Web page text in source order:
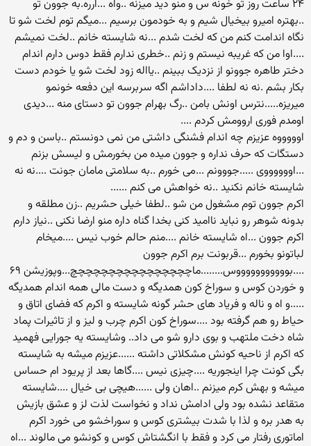
۲۴ ساعت روز تو خونه س و منو دید میزنه ..واه ...ارره.به جوون تو
..بهتره امیرو بیخیال شیم و به خودمون برسیم ...میگم توم لخت شو تا
نگاه اندامت کنم من که لخت شدم ...نه شایسته خانم ..لخت نمیشم
....اوا من که غریبه نیستم و زنم ..خطری ندارم فقط دوس دارم اندام
دختر طاهره جوونو از نزدیک ببینم ..یااله زود لخت شو یا خودم دست
بکار بشم .نه نه لطفا ....داداشم اگه سربرسه این دفعه خونمو
میریزه.....نترس اونش بامن ..رگ بهرام جوون تو دستای منه ...دیدی
اومدم فوری اروومش کردم ....
اوووووه عزیزم چه اندام فشنگی داشتی من نمی دونستم ..باسن و دم و
دستگات که حرف نداره و جوون میده من بخورمش و لیسش بزنم
...اووووووی .....جووونم ...می خورم ..به سلامتی مامان جونت ....نه نه
شایسته خانم نکنید ..نه خواهش می کنم ......
اکرم جوون توم مشغول من شو ..لطفا خیلی حشریم ..زن مطلقه و
بدونه شوهر رو نباید ناامید کنی بخدا گناه داره منو ارضا نکنی ..نیاز دارم
اکرم جوون ...اه شایسته خانم ....منم حالم خوب نیس ....میخام
لباتونو بخورم ...قربونت برم اکرم جوون
....بوووووووووووس........ماچچچچچچچچچچچچچچچچ...وپوزیشن ۶۹
و خوردن کوس و سوراخ کون همدیگه و دست مالی همه اندام همدیگه
.....و اه و ناله و فریاد های حشر گونه شایسته و اکرم که فضای اتاق و
حیاط رو هم گرفته بود ....سوراخ کون اکرم چرب و لیز و از تاثیرات پماد
شاه دخت ملتهب و بوی دارو شو می داد.. وشایسته یه جورایی فهمید
که اکرم از ناحیه کونش مشکلاتی داشته ......عزیزم میشه به شایسته
بگی کونت چرا اینجوریه ....چیزی نیس ....گاها بعد از پریود ام حساس
میشه و بهش کرم میزنم ..اهان ولی ......هیچی بی خیال ....شایسته
متقاعد نشده بود ولی ادامش نداد و نخواست لذت لز و عشق بازیش
به هدر بره و لذا با شدت بیشتری کوس و سوراخشو می خورد اکرم
اماتوری رفتار می کرد و فقط با انگشتاش کوس و کونشو می مالوند ...اه